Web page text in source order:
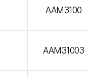
AAM3100
AAM31003